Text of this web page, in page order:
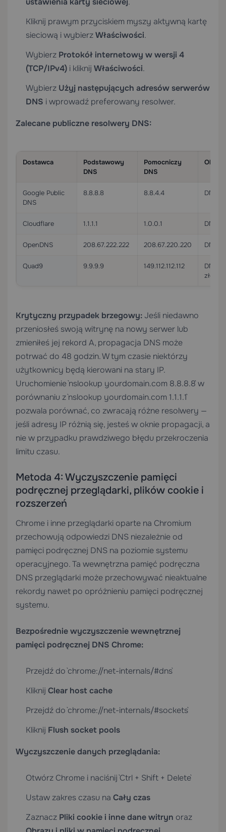
Kliknij prawym przyciskiem myszy aktywną kartę
sieciową i wybierzWłaściwości.
Wybierz Protokół internetowy w wersji 4
(TCP/IPv4) i kliknij Właściwości.
Wybierz Użyj następujących adresów serwerów
DNS i wprowadź preferowany resolwer.
Zalecane publiczne resolwery DNS:
Dostawca
Podstawowy
DNS
Pomocniczy
DNS
Google Public
DNS
8.8.8.8 8.8.4.4 DNS-
Cloudflare 1.1.1.1 1.0.0.1 DNS-
OpenDNS 208.67.222.222 208.67.220.220
Quad9 9.9.9.9 149.112.112.112
DNS-
Krytyczny przypadek brzegowy: Jeśli niedawno
przeniosłeś swoją witrynę na nowy serwer lub
zmieniłeś jej rekord A, propagacja DNS może
potrwać do 48 godzin. W tym czasie niektórzy
użytkownicy będą kierowani na stary IP.
Uruchomienie `nslookup yourdomain.com 8.8.8.8` w
porównaniu z `nslookup yourdomain.com 1.1.1.1`
pozwala porównać, co zwracają różne resolwery —
jeśli adresy IP różnią się, jesteś w oknie propagacji, a
nie w przypadku prawdziwego błędu przekroczenia
limitu czasu.
Metoda 4: Wyczyszczenie pamięci
podręcznej przeglądarki, plików cookie i
rozszerzeń
Chrome i inne przeglądarki oparte na Chromium
przechowują odpowiedzi DNS niezależnie od
pamięci podręcznej DNS na poziomie systemu
operacyjnego. Ta wewnętrzna pamięć podręczna
DNS przeglądarki może przechowywać nieaktualne
rekordy nawet po opróżnieniu pamięci podręcznej
systemu.
Bezpośrednie wyczyszczenie wewnętrznej
pamięci podręcznej DNS Chrome:
Przejdź do `chrome://net-internals/#dns`
Kliknij Clear host cache
Przejdź do `chrome://net-internals/#sockets`
Kliknij Flush socket pools
Wyczyszczenie danych przeglądania:
Otwórz Chrome i naciśnij `Ctrl + Shift + Delete`
Ustaw zakres czasu na Cały czas
Zaznacz Pliki cookie i inne dane witryn oraz